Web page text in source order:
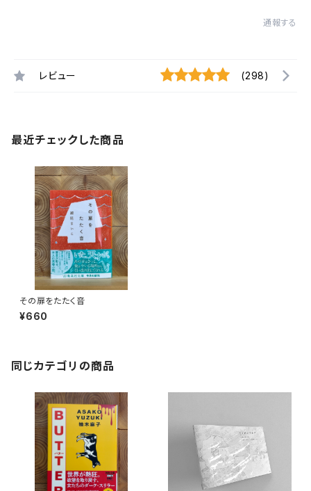
通報する
レビュー (298)
最近チェックした商品
その扉をたたく音
¥660
同じカテゴリの商品